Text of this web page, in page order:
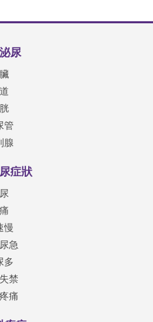
尿
管
腺
症狀
慢
急
多
禁
痛